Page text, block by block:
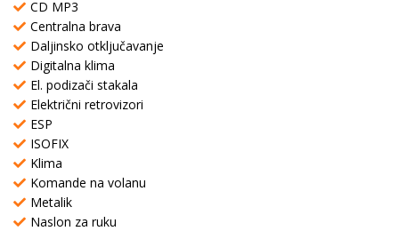
CD MP3
Centralna brava
Daljinsko otključavanje
Digitalna klima
El. podizači stakala
Električni retrovizori
ESP
ISOFIX
Klima
Komande na volanu
Metalik
Naslon za ruku